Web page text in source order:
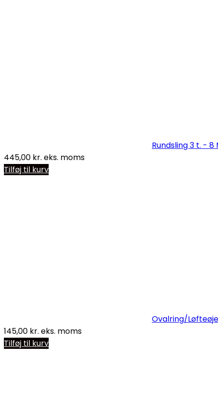
Rundsling 3 t. - 8
445,00 kr. eks. moms
Tilføj til kurv
Ovalring/Løfteøje
145,00 kr. eks. moms
Tilføj til kurv